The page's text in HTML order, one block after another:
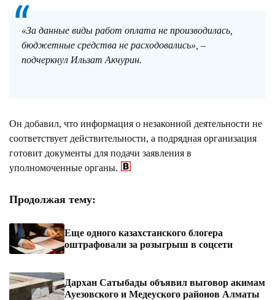
«За данные виды работ оплата не производилась,
бюджетные средства не расходовались», –
подчеркнул Ильзат Акчурин.
Он добавил, что информация о незаконной деятельности не
соответствует действительности, а подрядная организация
готовит документы для подачи заявления в
уполномоченные органы.
Продолжая тему:
Еще одного казахстанского блогера
оштрафовали за розыгрыш в соцсети
Дархан Сатыбады объявил выговор акимам
Ауезовского и Медеуского районов Алматы